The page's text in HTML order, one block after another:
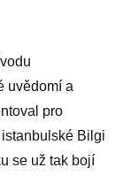
uvědomí a
pro
Bilgi
se už tak bojí